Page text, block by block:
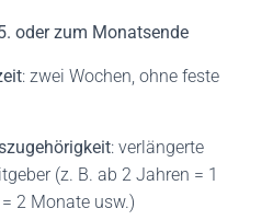
oder zum Monatsende
: zwei Wochen, ohne feste
: verlängerte
(z. B. ab 2 Jahren = 1
2 Monate usw.)